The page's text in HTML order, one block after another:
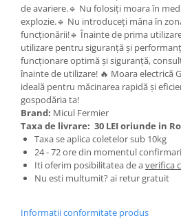
Unelte manuale de gradina -
Stropitori
Folie si plase pt plante
Masini de maturat manuale
Masini batut stalpi
Pentru Casa si Camping
Aragaze, plite, piese butelii de
voiaj
Accesorii aragaze & butelii
Gratare
de avariere.🔹 Nu folosiți moara în
explozie.🔹 Nu introduceți mâna în
funcționării!🔹 Înainte de prima
utilizare pentru siguranță și
funcționare optimă și siguranță,
înainte de utilizare! 🔥 Moara electrică
ideală pentru măcinarea rapidă și
gospodăria ta!
Brand: Micul Fermier
Taxa de livrare: 30 LEI oriunde in
Taxa se aplica coletelor sub 10kg
24 - 72 ore din momentul
Iti oferim posibilitatea de averifica
Nu esti multumit? ai retur gratuit
Informatii conformitate produs